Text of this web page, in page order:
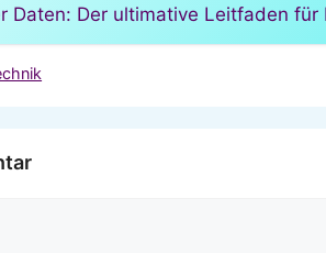
Daten: Der ultimative Leitfaden